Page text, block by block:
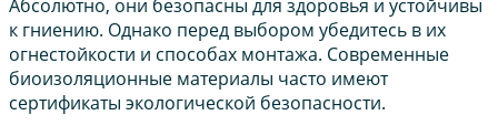
Абсолютно, они безопасны для здоровья и устойчивы
к гниению. Однако перед выбором убедитесь в их
огнестойкости и способах монтажа. Современные
биоизоляционные материалы часто имеют
сертификаты экологической безопасности.